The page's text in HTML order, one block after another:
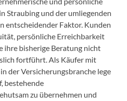
Straubing und der umliegenden
entscheidender Faktor. Kunden
persönliche Erreichbarkeit
ihre bisherige Beratung nicht
fortführt. Als Käufer mit
der Versicherungsbranche lege
bestehende
zu übernehmen und